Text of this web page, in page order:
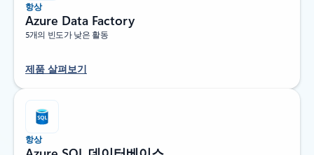
항상
Azure Data Factory
5개의 빈도가 낮은 활동
제품 살펴보기
항상